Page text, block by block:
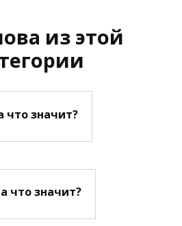
из этой
что значит?
что значит?